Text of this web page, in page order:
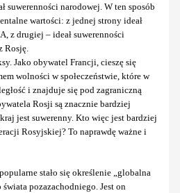
suwerenności narodowej. W ten sposób
wartości: z jednej strony ideał
z drugiej – ideał suwerenności
Rosję.
Jako obywatel Francji, cieszę się
wolności w społeczeństwie, które w
i znajduje się pod zagraniczną
Rosji są znacznie bardziej
jest suwerenny. Kto więc jest bardziej
Rosyjskiej? To naprawdę ważne i
stało się określenie „globalna
pozazachodniego. Jest on